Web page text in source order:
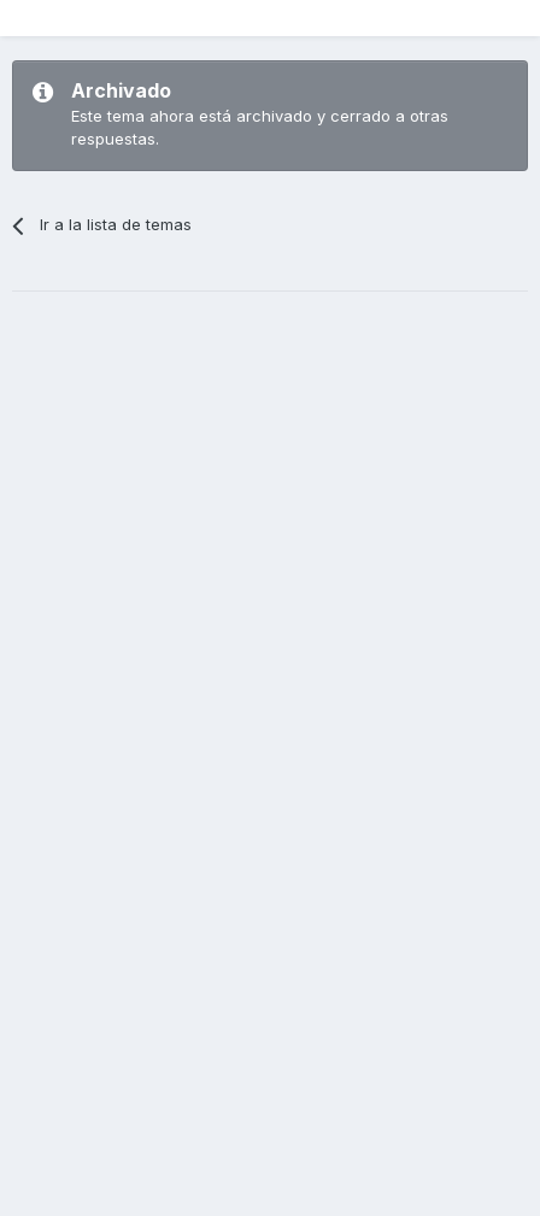
Archivado
Este tema ahora está archivado y cerrado a otras
respuestas.
Ir a la lista de temas